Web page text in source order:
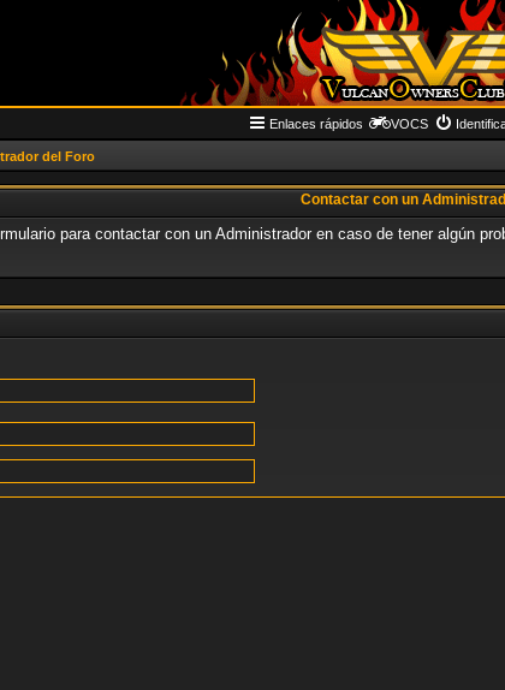
Enlaces rápidos VOCS
del Foro
Contactar con un
para contactar con un Administrador en caso de tener algún